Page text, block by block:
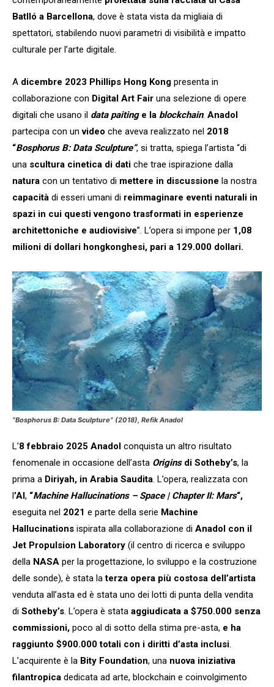
Batlló a Barcellona, dove è stata vista da migliaia di
spettatori, stabilendo nuovi parametri di visibilità e impatto
culturale per l’arte digitale.
A dicembre 2023 Phillips Hong Kong presenta in
collaborazione con Digital Art Fair una selezione di opere
digitali che usano il data paitinge la blockchain. Anadol
partecipa con unvideo che aveva realizzato nel 2018
“Bosphorus B: Data Sculpture”, si tratta, spiega l’artista “di
una scultura cinetica di dati che trae ispirazione dalla
natura con un tentativo di mettere in discussione la nostra
capacità di esseri umani di reimmaginare eventi naturali in
spazi in cui questi vengono trasformati in esperienze
architettoniche e audiovisive”. L’opera si impone per 1,08
milioni di dollari hongkonghesi, pari a 129.000 dollari.
“Bosphorus B: Data Sculpture” (2018), Refik Anadol
L’8 febbraio 2025 Anadol conquista un altro risultato
fenomenale in occasione dell’asta Originsdi Sotheby’s, la
prima a Diriyah, in Arabia Saudita . L’opera, realizzata con
l’AI, “Machine Hallucinations – Space | Chapter II: Mars“,
eseguita nel 2021 e parte della serie Machine
Hallucinations ispirata alla collaborazione di Anadol con il
Jet Propulsion Laboratory (il centro di ricerca e sviluppo
della NASA per la progettazione, lo sviluppo e la costruzione
delle sonde), è stata laterza opera più costosa dell’artista
venduta all’asta ed è stata uno dei lotti di punta della vendita
di Sotheby’s . L’opera è stata aggiudicata a $750.000 senza
commissioni, poco al di sotto della stima pre-asta, e ha
raggiunto $900.000 totali con i diritti d’asta inclusi
L’acquirente è la Bity Foundation, una nuova iniziativa
filantropica dedicata ad arte, blockchain e coinvolgimento